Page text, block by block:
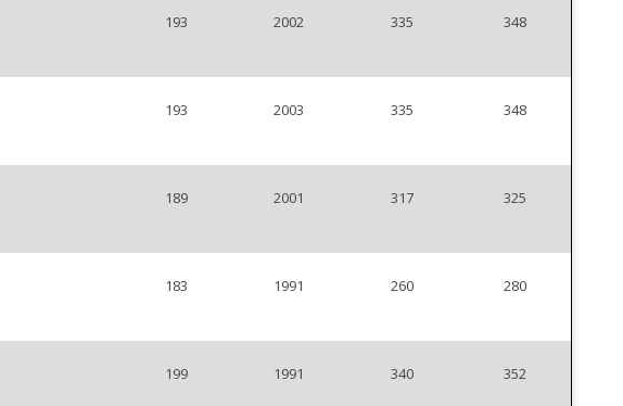
193 2002 335 348
193 2003 335 348
189 2001 317 325
183 1991 260 280
199 1991 340 352